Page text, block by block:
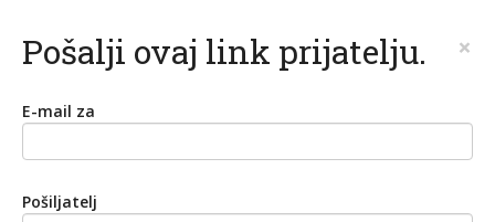
Pošalji ovaj link prijatelju. ×
E-mail za
Pošiljatelj